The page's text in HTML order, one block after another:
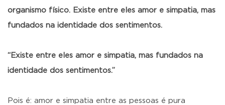
organismo físico. Existe entre eles amor e simpatia, mas
fundados na identidade dos sentimentos.
“Existe entre eles amor e simpatia, mas fundados na
identidade dos sentimentos.”
Pois é: amor e simpatia entre as pessoas é pura